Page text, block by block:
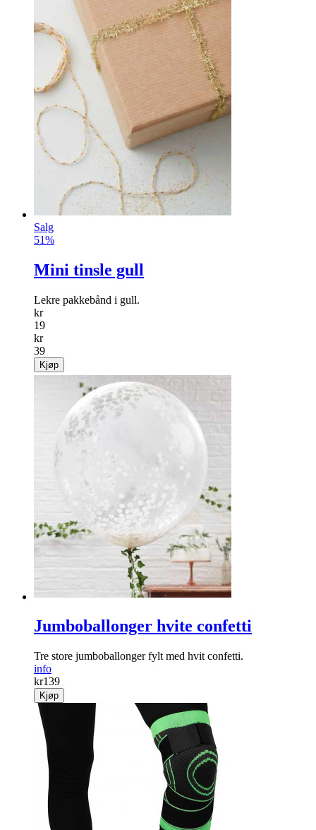
Salg
51%
Mini tinsle gull
Lekre pakkebånd i gull.
kr
19
kr
39
Kjøp
Jumboballonger hvite confetti
Tre store jumboballonger fylt med hvit confetti.
info
kr139
Kjøp